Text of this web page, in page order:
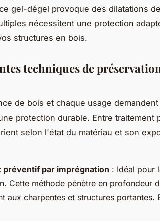
gel-dégel provoque des dilatations
nécessitent une protection
structures en bois.
techniques de
de bois et chaque usage
protection durable. Entre traitement
selon l'état du matériau et son
préventif par imprégnation : Idéal pour
Cette méthode pénètre en profondeur
aux charpentes et structures portantes.